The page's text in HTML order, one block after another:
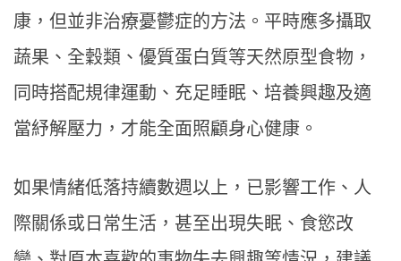
康，但並非治療憂鬱症的方法。平時應多攝取
蔬果、全穀類、優質蛋白質等天然原型食物，
同時搭配規律運動、充足睡眠、培養興趣及適
當紓解壓力，才能全面照顧身心健康。
如果情緒低落持續數週以上，已影響工作、人
際關係或日常生活，甚至出現失眠、食慾改